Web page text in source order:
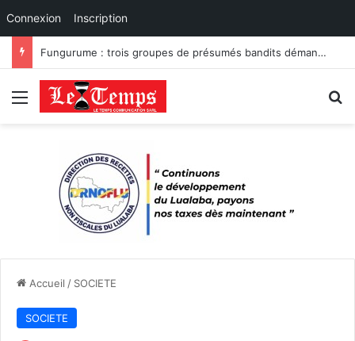
Connexion Inscription
Fungurume : trois groupes de présumés bandits démantelés à Tenke, Kafwaya et Fungurume.
Menu
Accueil / SOCIETE
SOCIETE